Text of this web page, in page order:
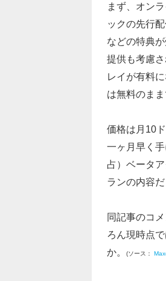
まず、オン
ックの先行
などの特典
提供も考慮
レイが有料
は無料のま
価格は月10
一ヶ月早く
占）ベータ
ランの内容
同記事のコ
ろん現時点
か。
(ソース：